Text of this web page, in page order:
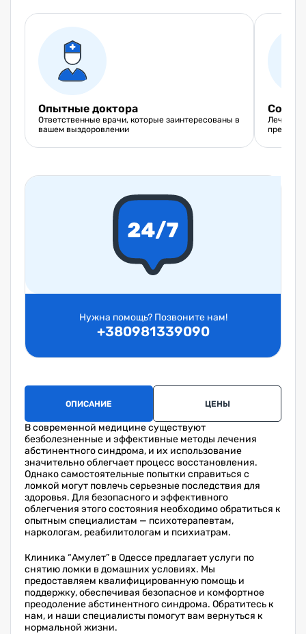
Опытные доктора
Ответственные врачи, которые заинтересованы в
вашем выздоровлении
Лечения
Нужна помощь? Позвоните нам!
+380981339090
ОПИСАНИЕ ЦЕНЫ
В современной медицине существуют
безболезненные и эффективные методы лечения
абстинентного синдрома, и их использование
значительно облегчает процесс восстановления.
Однако самостоятельные попытки справиться с
ломкой могут повлечь серьезные последствия для
здоровья. Для безопасного и эффективного
облегчения этого состояния необходимо обратиться к
опытным специалистам — психотерапевтам,
наркологам, реабилитологам и психиатрам.
Клиника “Амулет” в Одессе предлагает услуги по
снятию ломки в домашних условиях. Мы
предоставляем квалифицированную помощь и
поддержку, обеспечивая безопасное и комфортное
преодоление абстинентного синдрома. Обратитесь к
нам, и наши специалисты помогут вам вернуться к
нормальной жизни.